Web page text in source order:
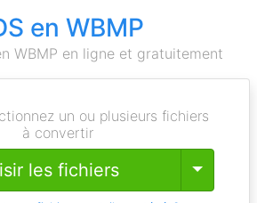
en WBMP
WBMP en ligne et gratuitement
un ou plusieurs fichiers
à convertir
les fichiers Toggle